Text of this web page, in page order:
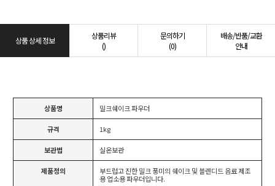
상품 상세 정보
상품리뷰
()
문의하기
(0)
배송/반품/교환
안내
상품명 밀크쉐이크 파우더
규격 1kg
보관법 실온보관
제품정의
부드럽고 진한 밀크 풍미의 쉐이크 및 블렌디드 음료 제조
용 업소용 파우더입니다.